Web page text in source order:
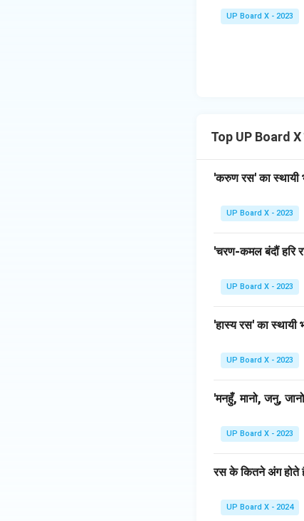
UP Board X - 2023
Top UP Board X
'करुण रस' का स्थायी
UP Board X - 2023
'चरण-कमल बंदौं हरि
UP Board X - 2023
'हास्य रस' का स्थायी
UP Board X - 2023
'मनहुँ, मानो, जनु,
UP Board X - 2023
रस के कितने अंग होते
UP Board X - 2024